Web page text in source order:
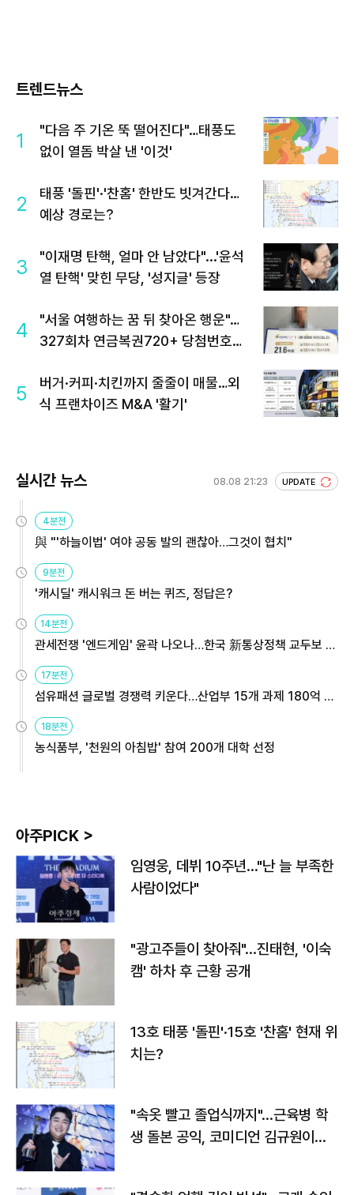
트렌드뉴스
1
"다음 주 기온 뚝 떨어진다"…태풍도
없이 열돔 박살 낸 '이것'
2
태풍 '돌핀'·'찬홈' 한반도 빗겨간다…
예상 경로는?
3
"이재명 탄핵, 얼마 안 남았다"...'윤석
열 탄핵' 맞힌 무당, '성지글' 등장
4
"서울 여행하는 꿈 뒤 찾아온 행운"…
327회차 연금복권720+ 당첨번호조
5
버거·커피·치킨까지 줄줄이 매물…외
식 프랜차이즈 M&A '활기'
실시간 뉴스 08.08 21:23 UPDATE
4분전
與 "'하늘이법' 여야 공동 발의 괜찮아…그것이 협치"
9분전
'캐시딜' 캐시워크 돈 버는 퀴즈, 정답은?
14분전
관세전쟁 '엔드게임' 윤곽 나오나…한국 新통상정책 교두보 활
용해야
17분전
섬유패션 글로벌 경쟁력 키운다…산업부 15개 과제 180억 지
원
18분전
농식품부, '천원의 아침밥' 참여 200개 대학 선정
아주PICK >
임영웅, 데뷔 10주년…"난 늘 부족한
사람이었다"
"광고주들이 찾아줘"…진태현, '이숙
캠' 하차 후 근황 공개
13호 태풍 '돌핀'·15호 '찬홈' 현재 위
치는?
"속옷 빨고 졸업식까지"…근육병 학
생 돌본 공익, 코미디언 김규원이었